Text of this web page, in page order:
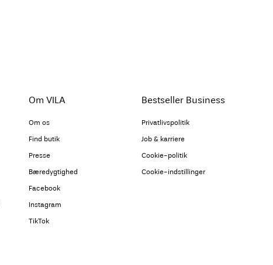
Om VILA
Om os
Find butik
Presse
Bæredygtighed
Facebook
Instagram
TikTok
Bestseller Business
Privatlivspolitik
Job & karriere
Cookie-politik
Cookie-indstillinger